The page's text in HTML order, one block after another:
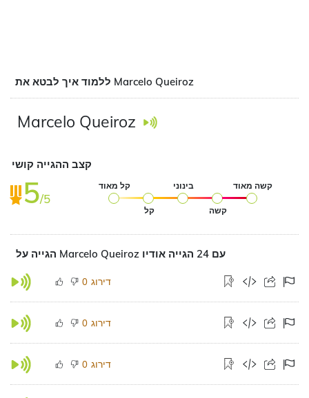
ללמוד איך לבטא את Marcelo Queiroz
Marcelo Queiroz
קצב ההגייה קושי
5/5
קל מאוד
קל
בינוני
קשה
קשה מאוד
הגייה על Marcelo Queiroz עם 24 הגייה אודיו
0 דירוג
0 דירוג
0 דירוג